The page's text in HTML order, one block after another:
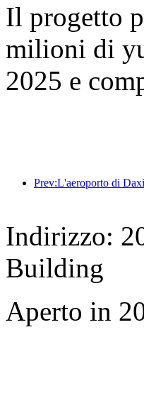
Il progetto
milioni di
2025 e
Indirizzo:
Building
Aperto in